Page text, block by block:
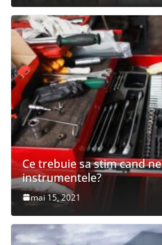
Ce trebuie sa stim cand
instrumentele?
mai 15, 2021